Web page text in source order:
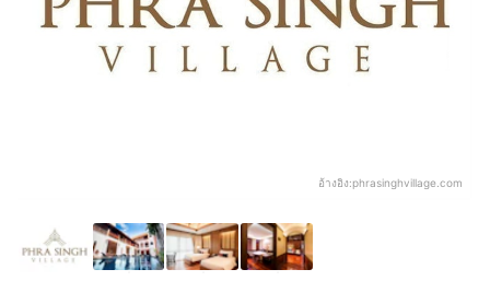
อ้างอิง:phrasinghvillage.com